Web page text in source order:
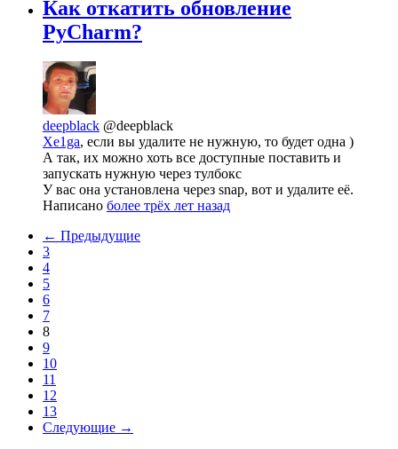
Как откатить обновление
PyCharm?
deepblack @deepblack
Xe1ga, если вы удалите не нужную, то будет одна )
А так, их можно хоть все доступные поставить и
запускать нужную через тулбокс
У вас она установлена через snap, вот и удалите её.
Написано более трёх лет назад
← Предыдущие
3
4
5
6
7
8
9
10
11
12
13
Следующие →